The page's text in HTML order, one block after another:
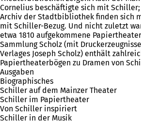
Cornelius beschäftigte sich mit
Archiv der Stadtbibliothek finden sich
mit Schiller-Bezug. Und nicht zuletzt
etwa 1810 aufgekommene
Sammlung Scholz (mit
Verlages Joseph Scholz) enthält
Papiertheaterbögen zu Dramen von
Ausgaben
Biographisches
Schiller auf dem Mainzer Theater
Schiller im Papiertheater
Von Schiller inspiriert
Schiller in der Musik